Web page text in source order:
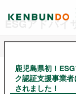
ESGアドバイ
鹿児島県初！
ク認証支援事業
されました！